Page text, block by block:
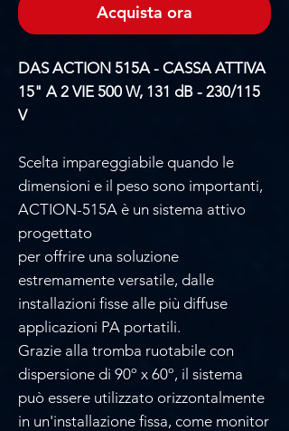
Acquista ora
DAS ACTION 515A - CASSA ATTIVA
15" A 2 VIE 500 W, 131 dB - 230/115
V
Scelta impareggiabile quando le
dimensioni e il peso sono importanti,
ACTION-515A è un sistema attivo
progettato
per offrire una soluzione
estremamente versatile, dalle
installazioni fisse alle più diffuse
applicazioni PA portatili.
Grazie alla tromba ruotabile con
dispersione di 90º x 60º, il sistema
può essere utilizzato orizzontalmente
in un'installazione fissa, come monitor